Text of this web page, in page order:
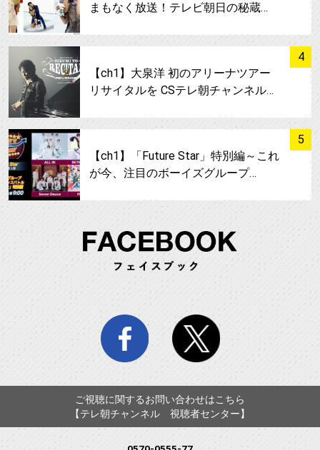
まもなく放送！テレビ朝日の秘蔵…
4
【ch1】大泉洋 初のアリーナツアー
リサイタルを CSテレ朝チャンネル…
5
サムネイル
【ch1】「Future Star」特別編～これ
が今、注目のボーイズグループ…
facebook twitter
ご視聴に関するお問い合わせはこちら
【テレ朝チャンネル 視聴者センター】